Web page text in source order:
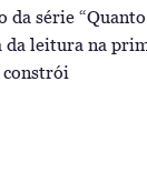
da série
da leitura na
constrói